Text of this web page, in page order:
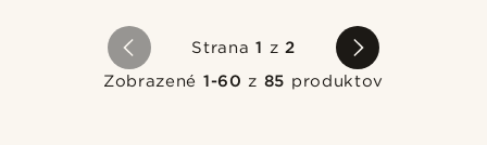
Strana1 z2
Zobrazené 1-60 z 85 produktov